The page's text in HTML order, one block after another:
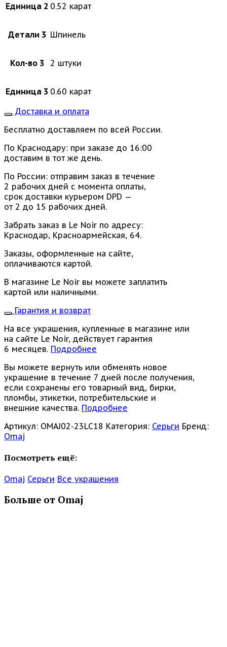
Единица 2 0.52 карат
Детали 3 Шпинель
Кол-во 3 2 штуки
Единица 3 0.60 карат
Доставка и оплата
Бесплатно доставляем по всей России.
По Краснодару: при заказе до 16:00
доставим в тот же день.
По России: отправим заказ в течение
2 рабочих дней с момента оплаты,
срок доставки курьером DPD —
от 2 до 15 рабочих дней.
Забрать заказ в Le Noir по адресу:
Краснодар, Красноармейская, 64.
Заказы, оформленные на сайте,
оплачиваются картой.
В магазине Le Noir вы можете заплатить
картой или наличными.
Гарантия и возврат
На все украшения, купленные в магазине или
на сайте Le Noir, действует гарантия
6 месяцев. Подробнее
Вы можете вернуть или обменять новое
украшение в течение 7 дней после получения,
если сохранены его товарный вид, бирки,
пломбы, этикетки, потребительские и
внешние качества. Подробнее
Артикул: OMAJ02-23LC18 Категория: Серьги Бренд:
Omaj
Посмотреть ещё:
Omaj Серьги Все украшения
Больше от Omaj